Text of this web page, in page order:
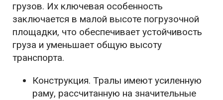
грузов. Их ключевая особенность
заключается в малой высоте погрузочной
площадки, что обеспечивает устойчивость
груза и уменьшает общую высоту
транспорта.
Конструкция. Тралы имеют усиленную
раму, рассчитанную на значительные